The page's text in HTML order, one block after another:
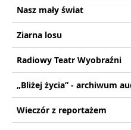
Nasz mały świat
Ziarna losu
Radiowy Teatr Wyobraźni
„Bliżej życia” - archiwum
Wieczór z reportażem